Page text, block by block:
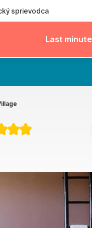
sprievodca
Last minute